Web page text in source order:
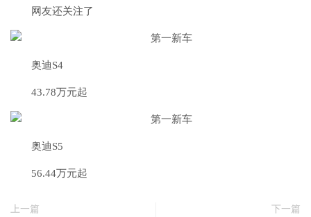
网友还关注了
奥迪S4
43.78万元起
奥迪S5
56.44万元起
上一篇
下一篇